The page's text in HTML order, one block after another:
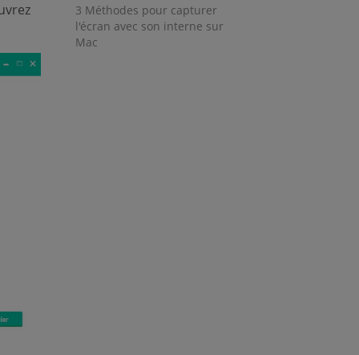
3 Méthodes pour capturer
l'écran avec son interne sur
Mac